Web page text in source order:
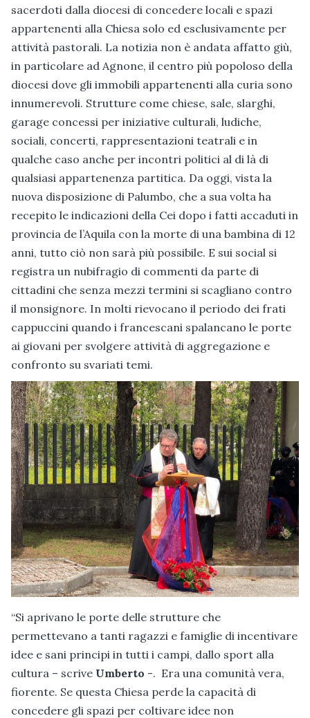
sacerdoti dalla diocesi di concedere locali e spazi
appartenenti alla Chiesa solo ed esclusivamente per
attività pastorali. La notizia non è andata affatto giù,
in particolare ad Agnone, il centro più popoloso della
diocesi dove gli immobili appartenenti alla curia sono
innumerevoli. Strutture come chiese, sale, slarghi,
garage concessi per iniziative culturali, ludiche,
sociali, concerti, rappresentazioni teatrali e in
qualche caso anche per incontri politici al di là di
qualsiasi appartenenza partitica. Da oggi, vista la
nuova disposizione di Palumbo, che a sua volta ha
recepito le indicazioni della Cei dopo i fatti accaduti in
provincia de l’Aquila con la morte di una bambina di 12
anni, tutto ciò non sarà più possibile. E sui social si
registra un nubifragio di commenti da parte di
cittadini che senza mezzi termini si scagliano contro
il monsignore. In molti rievocano il periodo dei frati
cappuccini quando i francescani spalancano le porte
ai giovani per svolgere attività di aggregazione e
confronto su svariati temi.
“Si aprivano le porte delle strutture che
permettevano a tanti ragazzi e famiglie di incentivare
idee e sani principi in tutti i campi, dallo sport alla
cultura – scrive Umberto -. Era una comunità vera,
fiorente. Se questa Chiesa perde la capacità di
concedere gli spazi per coltivare idee non